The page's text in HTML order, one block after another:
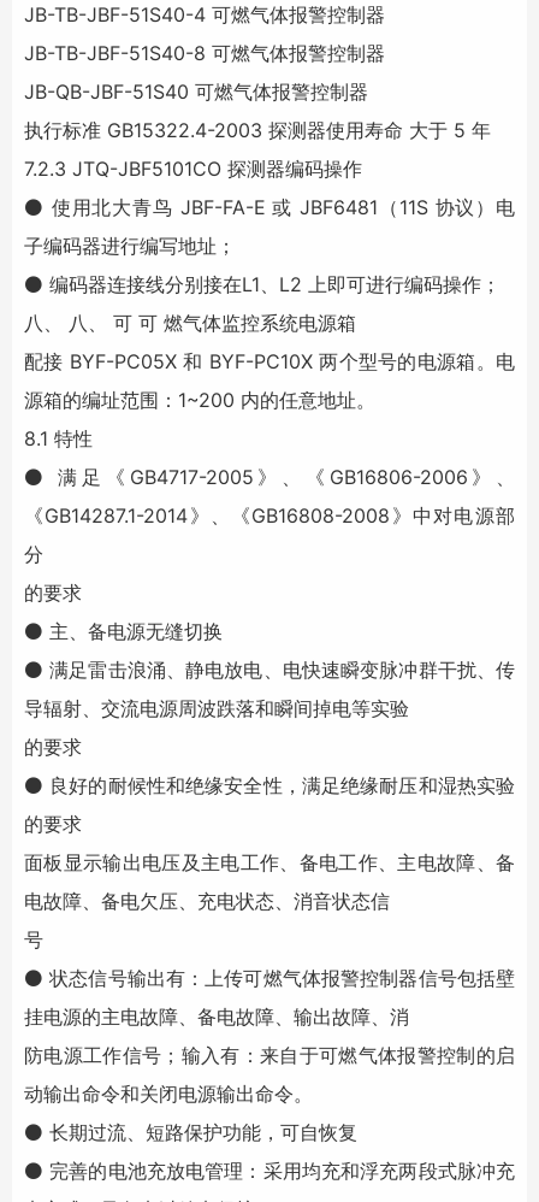
JB-TB-JBF-51S40-4 可燃气体报警控制器
JB-TB-JBF-51S40-8 可燃气体报警控制器
JB-QB-JBF-51S40 可燃气体报警控制器
执行标准 GB15322.4-2003 探测器使用寿命 大于 5 年
7.2.3 JTQ-JBF5101CO 探测器编码操作
⚫ 使用北大青鸟 JBF-FA-E 或 JBF6481（11S 协议）电
子编码器进行编写地址；
⚫ 编码器连接线分别接在L1、L2 上即可进行编码操作；
八、 八、 可 可 燃气体监控系统电源箱
配接 BYF-PC05X 和 BYF-PC10X 两个型号的电源箱。电
源箱的编址范围：1~200 内的任意地址。
8.1 特性
⚫ 满足《GB4717-2005》、《GB16806-2006》、
《GB14287.1-2014》、《GB16808-2008》中对电源部
分
的要求
⚫ 主、备电源无缝切换
⚫ 满足雷击浪涌、静电放电、电快速瞬变脉冲群干扰、传
导辐射、交流电源周波跌落和瞬间掉电等实验
的要求
⚫ 良好的耐候性和绝缘安全性，满足绝缘耐压和湿热实验
的要求
面板显示输出电压及主电工作、备电工作、主电故障、备
电故障、备电欠压、充电状态、消音状态信
号
⚫ 状态信号输出有：上传可燃气体报警控制器信号包括壁
挂电源的主电故障、备电故障、输出故障、消
防电源工作信号；输入有：来自于可燃气体报警控制的启
动输出命令和关闭电源输出命令。
⚫ 长期过流、短路保护功能，可自恢复
⚫ 完善的电池充放电管理：采用均充和浮充两段式脉冲充